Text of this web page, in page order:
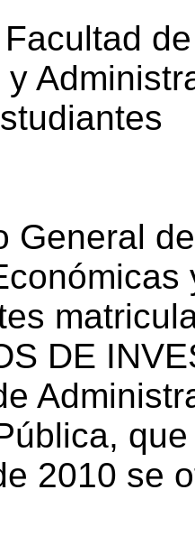
General
DE
2010 se